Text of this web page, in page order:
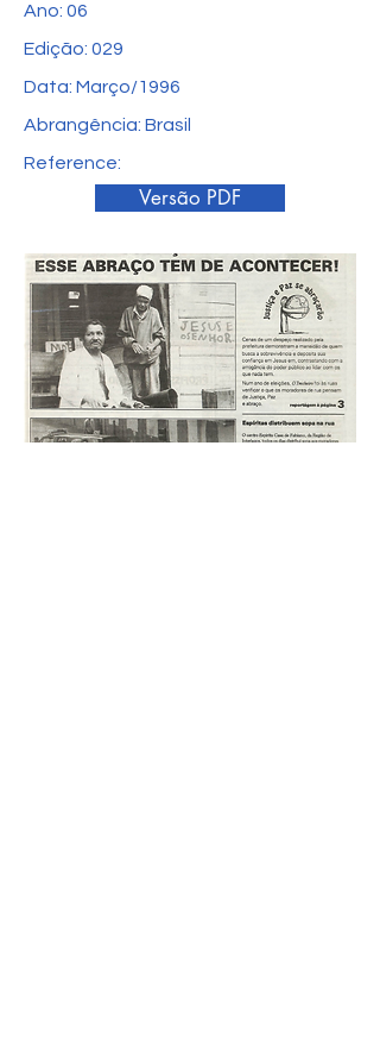
Ano: 06
Edição: 029
Data: Março/1996
Abrangência: Brasil
Reference:
Versão PDF